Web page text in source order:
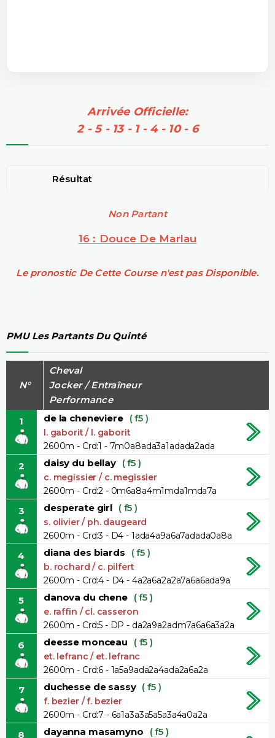
Arrivée Officielle:
2 - 5 - 13 - 1 - 4 - 10 - 6
Résultat
Non Partant
16 : Douce De Marlau
Le pronostic De Cette Course n'est pas Disponible.
PMU Les Partants Du Quinté
N°
Cheval
Jocker / Entraîneur
Performance
1
de la cheneviere ( f5 )
l. gaborit / l. gaborit
2600m - Crd:1 - 7m0a8ada3a1adada2ada
2 daisy du bellay ( f5 )
c. megissier / c. megissier
2600m - Crd:2 - 0m6a8a4m1mda1mda7a
3 desperate girl ( f5 )
s. olivier / ph. daugeard
2600m - Crd:3 - D4 - 1ada4a9a6a7adada0a8a
4 diana des biards ( f5 )
b. rochard / c. pilfert
2600m - Crd:4 - D4 - 4a2a6a2a2a7a6a6ada9a
5 danova du chene ( f5 )
e. raffin / cl. casseron
2600m - Crd:5 - DP - da2a9a2adm7a6a6a3a2a
6 deesse monceau ( f5 )
et. lefranc / et. lefranc
2600m - Crd:6 - 1a5a9ada2a4ada2a6a2a
7 duchesse de sassy ( f5 )
f. bezier / f. bezier
2600m - Crd:7 - 6a1a3a3a5a5a3a4a0a2a
8 dayanna masamyno ( f5 )